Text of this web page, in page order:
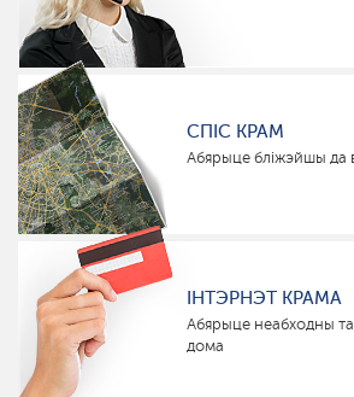
СПІС КРАМ
Абярыце бліжэйшы да
ІНТЭРНЭТ КРАМА
Абярыце неабходны
дома